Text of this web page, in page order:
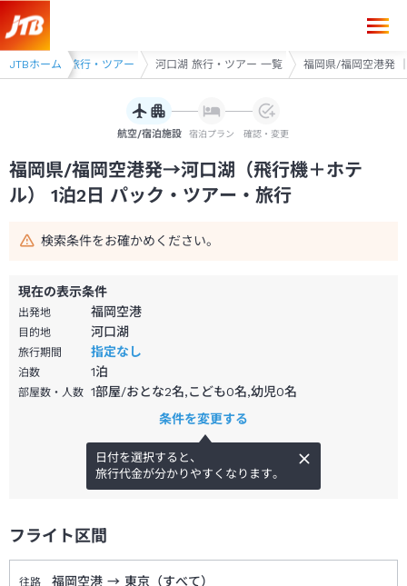
JTBホーム
・富士吉田 旅行・ツアー 河口湖 旅行・ツアー 一覧 福岡県/福岡空港発
航空/宿泊施設 宿泊プラン 確認・変更
福岡県/福岡空港発→河口湖（飛行機＋ホテ
ル） 1泊2日 パック・ツアー・旅行
検索条件をお確かめください。
現在の表示条件
出発地 福岡空港
目的地 河口湖
旅行期間 指定なし
泊数 1泊
部屋数・人数 1部屋/おとな2名,こども0名,幼児0名
条件を変更する
日付を選択すると、
旅行代金が分かりやすくなります。
フライト区間
往路 福岡空港 → 東京（すべて）